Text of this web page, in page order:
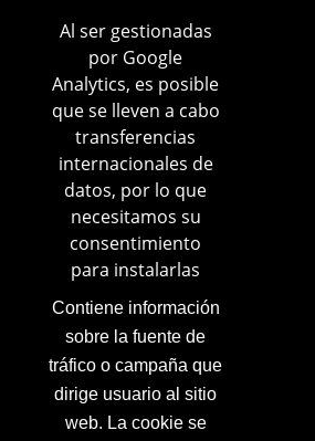
Al ser gestionadas
por Google
Analytics, es posible
que se lleven a cabo
transferencias
internacionales de
datos, por lo que
necesitamos su
consentimiento
para instalarlas
Contiene información
sobre la fuente de
tráfico o campaña que
dirige usuario al sitio
web. La cookie se